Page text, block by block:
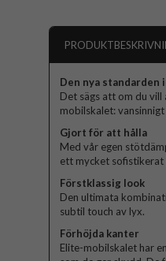
Den nya standarden
Det sägs att om du
mobilskalet:
Gjort för att hålla
Med vår egen
ett mycket
Förstklassig look
Den ultimata
subtil touch av lyx.
Förhöjda kanter
Elite-mobilskalet har